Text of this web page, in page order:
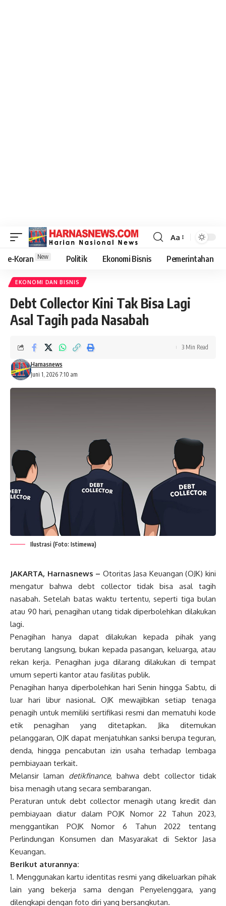
Aa
e-Koran New Politik Ekonomi Bisnis Pemerintahan
EKONOMI DAN BISNIS
Debt Collector Kini Tak Bisa Lagi
Asal Tagih pada Nasabah
Juni 1, 2026 7:10 am
Harnasnews
3 Min Read
Ilustrasi (Foto: Istimewa)
JAKARTA, Harnasnews – Otoritas Jasa Keuangan (OJK) kini
mengatur bahwa debt collector tidak bisa asal tagih
nasabah. Setelah batas waktu tertentu, seperti tiga bulan
atau 90 hari, penagihan utang tidak diperbolehkan dilakukan
lagi.
Penagihan hanya dapat dilakukan kepada pihak yang
berutang langsung, bukan kepada pasangan, keluarga, atau
rekan kerja. Penagihan juga dilarang dilakukan di tempat
umum seperti kantor atau fasilitas publik.
Penagihan hanya diperbolehkan hari Senin hingga Sabtu, di
luar hari libur nasional. OJK mewajibkan setiap tenaga
penagih untuk memiliki sertifikasi resmi dan mematuhi kode
etik penagihan yang ditetapkan. Jika ditemukan
pelanggaran, OJK dapat menjatuhkan sanksi berupa teguran,
denda, hingga pencabutan izin usaha terhadap lembaga
pembiayaan terkait.
Melansir laman detikfinance, bahwa debt collector tidak
bisa menagih utang secara sembarangan.
Peraturan untuk debt collector menagih utang kredit dan
pembiayaan diatur dalam POJK Nomor 22 Tahun 2023,
menggantikan POJK Nomor 6 Tahun 2022 tentang
Perlindungan Konsumen dan Masyarakat di Sektor Jasa
Keuangan.
Berikut aturannya:
Menggunakan kartu identitas resmi yang dikeluarkan pihak
lain yang bekerja sama dengan Penyelenggara, yang
dilengkapi dengan foto diri yang bersangkutan.